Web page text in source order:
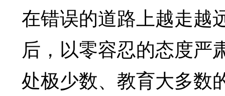
在错误的道路上越走越
后，以零容忍的态度严
处极少数、教育大多数